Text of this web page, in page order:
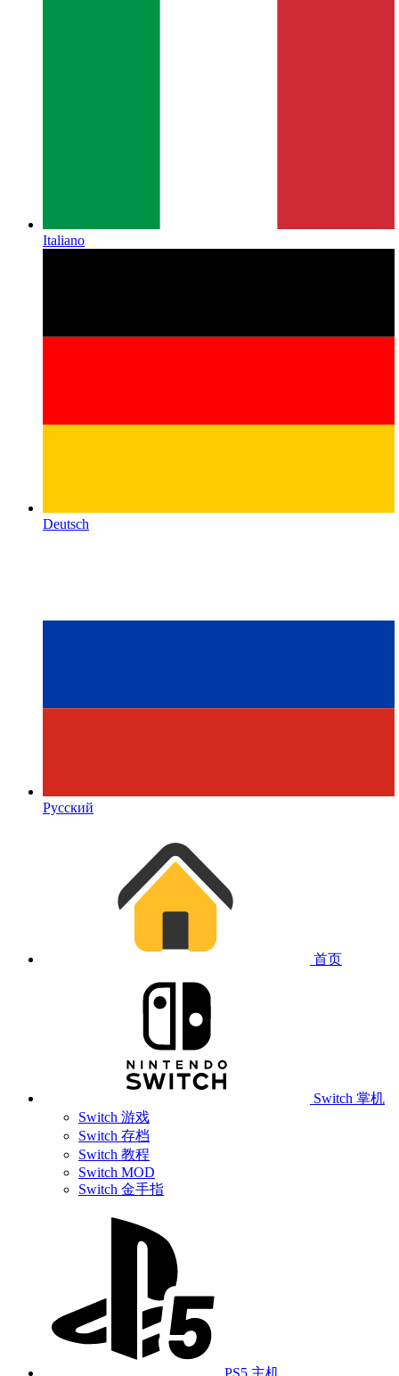
Italiano
Deutsch
Русский
首页
Switch 掌机
Switch 游戏
Switch 存档
Switch 教程
Switch MOD
Switch 金手指